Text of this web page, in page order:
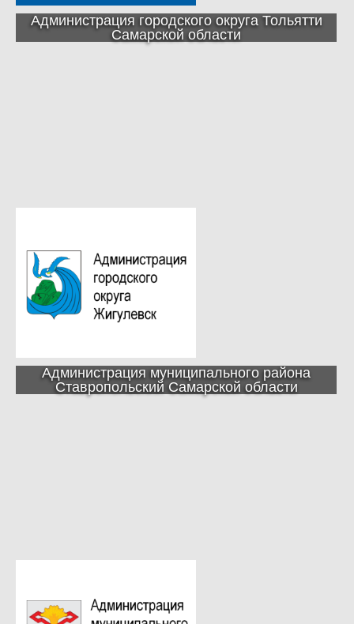
Администрация городского округа Тольятти
Самарской области
Администрация муниципального района
Ставропольский Самарской области